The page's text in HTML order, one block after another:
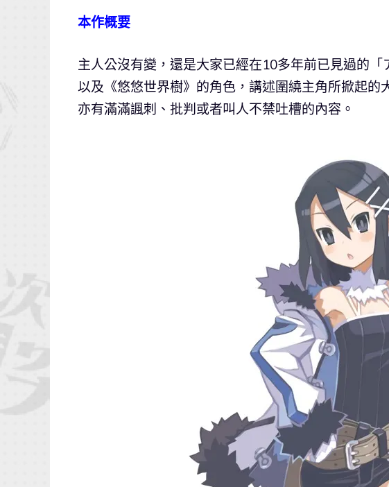
本作概要
主人公沒有變，還是大家已經在10多年前已見過的「
以及《悠悠世界樹》的角色，講述圍繞主角所掀起的
亦有滿滿諷刺、批判或者叫人不禁吐槽的內容。